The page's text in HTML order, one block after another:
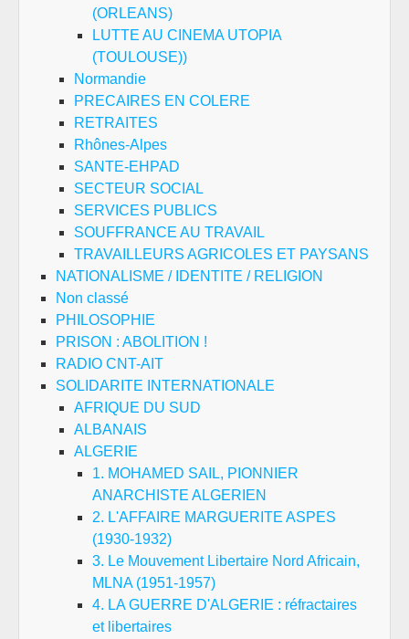
(ORLEANS)
LUTTE AU CINEMA UTOPIA
(TOULOUSE))
Normandie
PRECAIRES EN COLERE
RETRAITES
Rhônes-Alpes
SANTE-EHPAD
SECTEUR SOCIAL
SERVICES PUBLICS
SOUFFRANCE AU TRAVAIL
TRAVAILLEURS AGRICOLES ET PAYSANS
NATIONALISME / IDENTITE / RELIGION
Non classé
PHILOSOPHIE
PRISON : ABOLITION !
RADIO CNT-AIT
SOLIDARITE INTERNATIONALE
AFRIQUE DU SUD
ALBANAIS
ALGERIE
1. MOHAMED SAIL, PIONNIER
ANARCHISTE ALGERIEN
2. L'AFFAIRE MARGUERITE ASPES
(1930-1932)
3. Le Mouvement Libertaire Nord Africain,
MLNA (1951-1957)
4. LA GUERRE D'ALGERIE : réfractaires
et libertaires